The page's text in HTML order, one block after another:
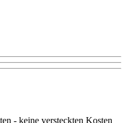
- keine versteckten Kosten